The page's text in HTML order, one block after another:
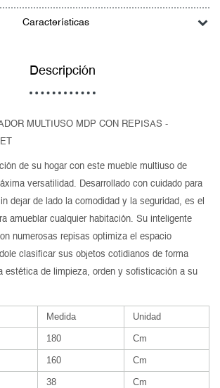
Características
Descripción
MULTIUSO MDP CON REPISAS -
de su hogar con este mueble multiuso de
versatilidad. Desarrollado con cuidado para
dejar de lado la comodidad y la seguridad, es el
amueblar cualquier habitación. Su inteligente
numerosas repisas optimiza el espacio
clasificar sus objetos cotidianos de forma
estética de limpieza, orden y sofisticación a su
Medida Unidad
180 Cm
160 Cm
38 Cm